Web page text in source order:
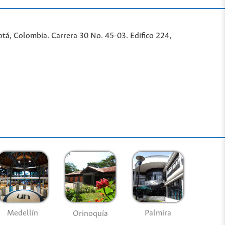
Colombia. Carrera 30 No. 45-03. Edifico 224,
Medellín Orinoquía Palmira